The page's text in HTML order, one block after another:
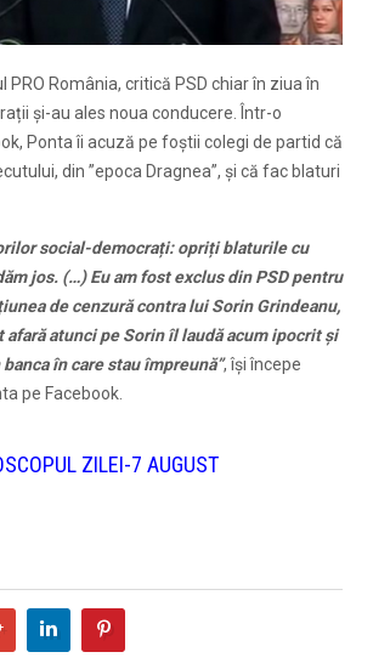
PRO România, critică PSD chiar în ziua în
și-au ales noua conducere. Într-o
Ponta îi acuză pe foștii colegi de partid că
din ”epoca Dragnea”, și că fac blaturi
social-democrați: opriți blaturile cu
jos. (…) Eu am fost exclus din PSD pentru
de cenzură contra lui Sorin Grindeanu,
afară atunci pe Sorin îl laudă acum ipocrit și
în care stau împreună”, își începe
pe Facebook.
ZILEI-7 AUGUST